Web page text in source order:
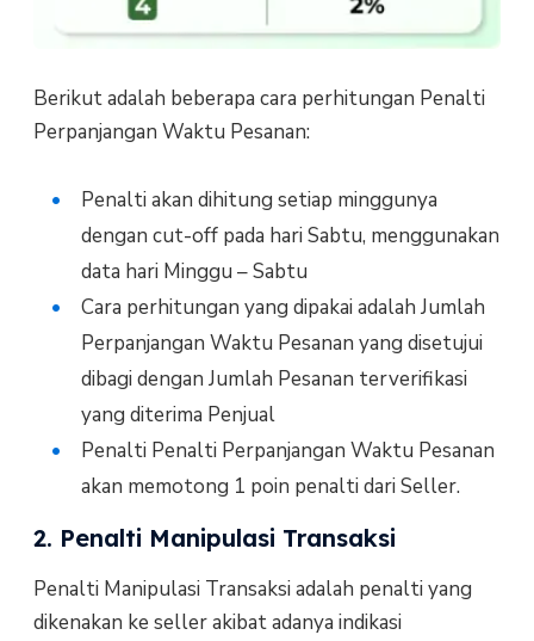
Berikut adalah beberapa cara perhitungan Penalti
Perpanjangan Waktu Pesanan:
Penalti akan dihitung setiap minggunya
dengan cut-off pada hari Sabtu, menggunakan
data hari Minggu – Sabtu
Cara perhitungan yang dipakai adalah Jumlah
Perpanjangan Waktu Pesanan yang disetujui
dibagi dengan Jumlah Pesanan terverifikasi
yang diterima Penjual
Penalti Penalti Perpanjangan Waktu Pesanan
akan memotong 1 poin penalti dari Seller.
2. Penalti Manipulasi Transaksi
Penalti Manipulasi Transaksi adalah penalti yang
dikenakan ke seller akibat adanya indikasi